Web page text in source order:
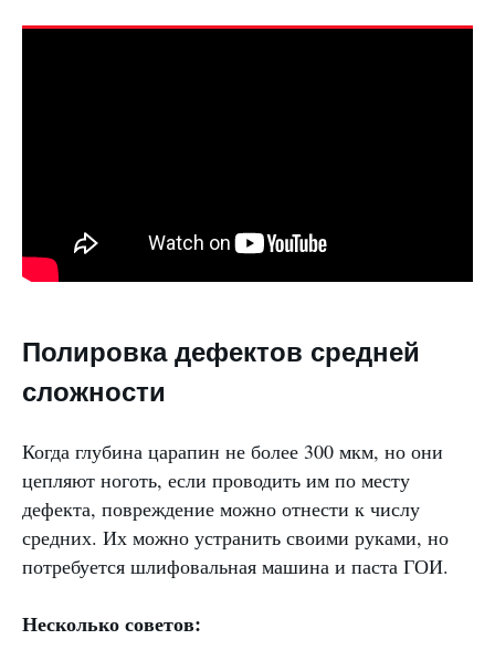
Полировка дефектов средней
сложности
Когда глубина царапин не более 300 мкм, но они
цепляют ноготь, если проводить им по месту
дефекта, повреждение можно отнести к числу
средних. Их можно устранить своими руками, но
потребуется шлифовальная машина и паста ГОИ.
Несколько советов: